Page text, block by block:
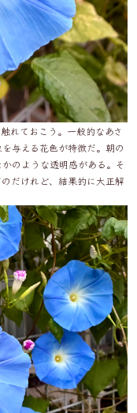
れておこう。一般的なあさ
与える花色が特徴だ。朝の
のような透明感がある。そ
だけれど、結果的に大正解